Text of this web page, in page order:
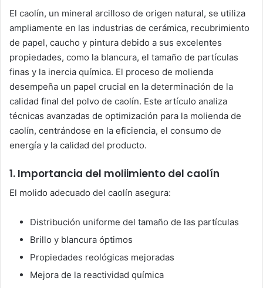
El caolín, un mineral arcilloso de origen natural, se utiliza
ampliamente en las industrias de cerámica, recubrimiento
de papel, caucho y pintura debido a sus excelentes
propiedades, como la blancura, el tamaño de partículas
finas y la inercia química. El proceso de molienda
desempeña un papel crucial en la determinación de la
calidad final del polvo de caolín. Este artículo analiza
técnicas avanzadas de optimización para la molienda de
caolín, centrándose en la eficiencia, el consumo de
energía y la calidad del producto.
1. Importancia del moliimiento del caolín
El molido adecuado del caolín asegura:
Distribución uniforme del tamaño de las partículas
Brillo y blancura óptimos
Propiedades reológicas mejoradas
Mejora de la reactividad química